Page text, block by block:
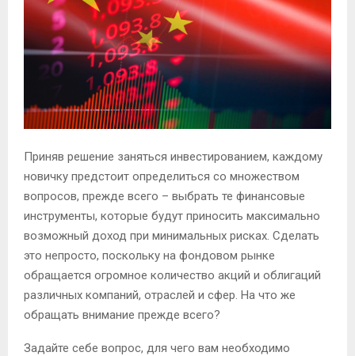
М
Н
Ю
Приняв решение заняться инвестированием, каждому
новичку предстоит определиться со множеством
вопросов, прежде всего – выбрать те финансовые
инструменты, которые будут приносить максимально
возможный доход при минимальных рисках. Сделать
это непросто, поскольку на фондовом рынке
обращается огромное количество акций и облигаций
различных компаний, отраслей и сфер. На что же
обращать внимание прежде всего?
Задайте себе вопрос, для чего вам необходимо